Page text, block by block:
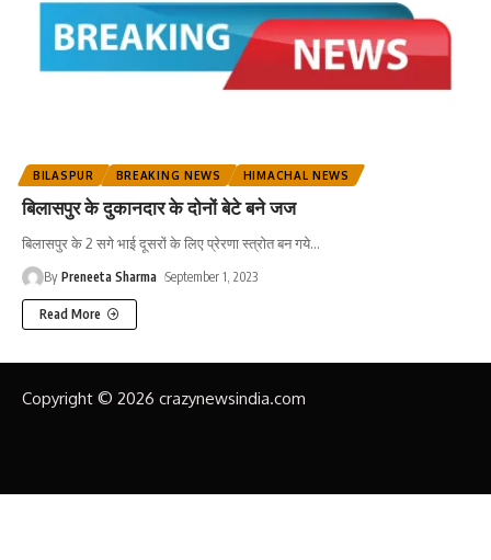
BILASPUR BREAKING NEWS HIMACHAL NEWS
बिलासपुर के दुकानदार के दोनों बेटे बने जज
बिलासपुर के 2 सगे भाई दूसरों के लिए प्रेरणा स्त्रोत बन गये…
By Preneeta Sharma September 1, 2023
Read More
Copyright © 2026 crazynewsindia.com